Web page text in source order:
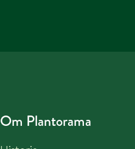
Om Plantorama